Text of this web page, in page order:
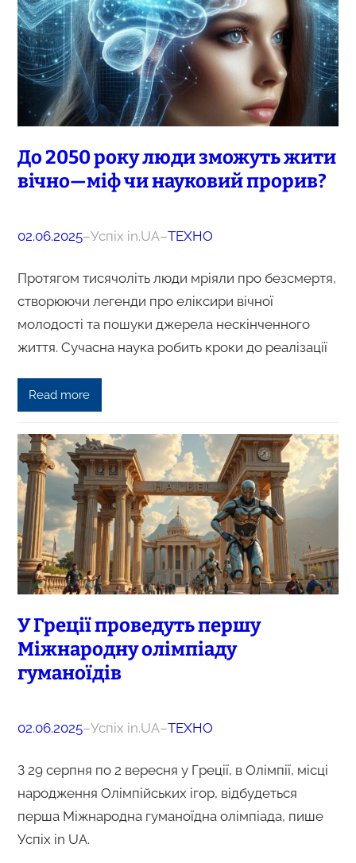
До 2050 року люди зможуть жити
вічно—міф чи науковий прорив?
02.06.2025–Успіх in.UA–ТЕХНО
Протягом тисячоліть люди мріяли про безсмертя,
створюючи легенди про еліксири вічної
молодості та пошуки джерела нескінченного
життя. Сучасна наука робить кроки до реалізації
Read more
У Греції проведуть першу
Міжнародну олімпіаду
гуманоїдів
02.06.2025–Успіх in.UA–ТЕХНО
З 29 серпня по 2 вересня у Греції, в Олімпії, місці
народження Олімпійських ігор, відбудеться
перша Міжнародна гуманоїдна олімпіада, пише
Успіх in UA.